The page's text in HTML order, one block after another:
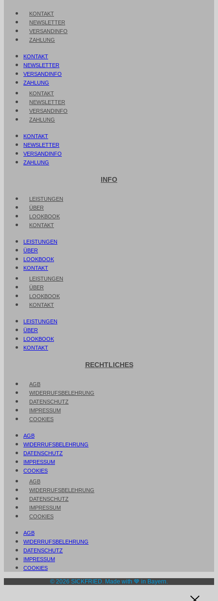
KONTAKT
NEWSLETTER
VERSANDINFO
ZAHLUNG
KONTAKT
NEWSLETTER
VERSANDINFO
ZAHLUNG
KONTAKT
NEWSLETTER
VERSANDINFO
ZAHLUNG
KONTAKT
NEWSLETTER
VERSANDINFO
ZAHLUNG
INFO
LEISTUNGEN
ÜBER
LOOKBOOK
KONTAKT
LEISTUNGEN
ÜBER
LOOKBOOK
KONTAKT
LEISTUNGEN
ÜBER
LOOKBOOK
KONTAKT
LEISTUNGEN
ÜBER
LOOKBOOK
KONTAKT
RECHTLICHES
AGB
WIDERRUFSBELEHRUNG
DATENSCHUTZ
IMPRESSUM
COOKIES
AGB
WIDERRUFSBELEHRUNG
DATENSCHUTZ
IMPRESSUM
COOKIES
AGB
WIDERRUFSBELEHRUNG
DATENSCHUTZ
IMPRESSUM
COOKIES
AGB
WIDERRUFSBELEHRUNG
DATENSCHUTZ
IMPRESSUM
COOKIES
© 2026 SICKFRIED. Made with 💙 in Bayern.